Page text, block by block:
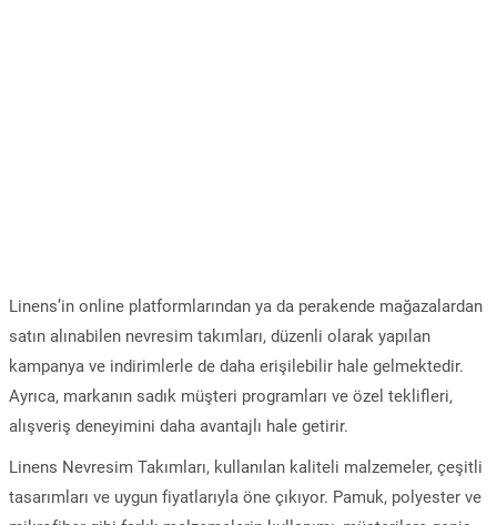
Linens’in online platformlarından ya da perakende mağazalardan
satın alınabilen nevresim takımları, düzenli olarak yapılan
kampanya ve indirimlerle de daha erişilebilir hale gelmektedir.
Ayrıca, markanın sadık müşteri programları ve özel teklifleri,
alışveriş deneyimini daha avantajlı hale getirir.
Linens Nevresim Takımları, kullanılan kaliteli malzemeler, çeşitli
tasarımları ve uygun fiyatlarıyla öne çıkıyor. Pamuk, polyester ve